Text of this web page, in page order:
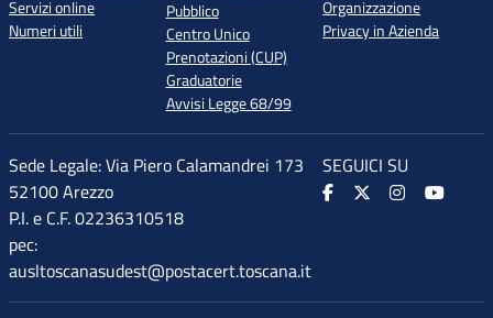
Servizi online
Numeri utili
Pubblico
Centro Unico
Prenotazioni (CUP)
Graduatorie
Avvisi Legge 68/99
Organizzazione
Privacy in Azienda
Sede Legale: Via Piero Calamandrei 173
52100 Arezzo
P.I. e C.F. 02236310518
pec:
ausltoscanasudest@postacert.toscana.it
SEGUICI SU